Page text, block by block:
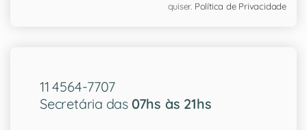
quiser. Política de Privacidade
11 4564-7707
Secretária das 07hs às 21hs